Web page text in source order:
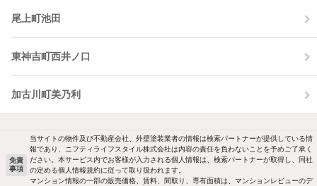
尾上町池田
東神吉町西井ノ口
加古川町美乃利
免責
事項
当サイトの物件及び不動産会社、外壁塗装業者の情報は検索パートナーが提供している情
報であり、ニフティライフスタイル株式会社は内容の責任を負わないことを予めご了承く
ださい。本サービス内でお客様が入力される個人情報は、検索パートナーが取得し、同社
の定める個人情報規約に従って取り扱われます。
マンション情報の一部の販売価格、賃料、間取り、専有面積は、マンションレビューのデ